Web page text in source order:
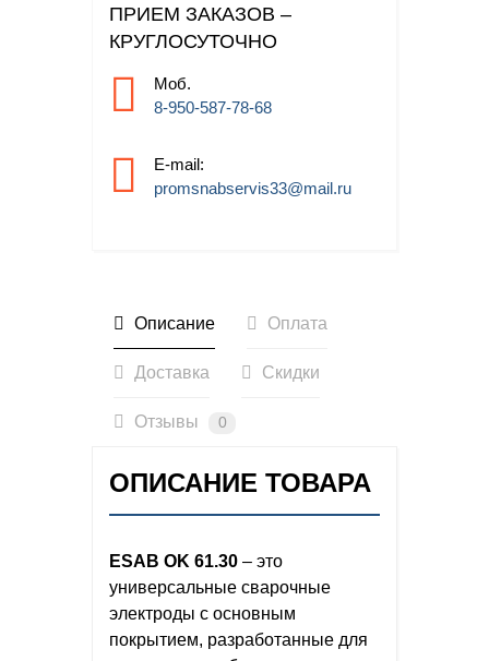
ПРИЕМ ЗАКАЗОВ –
КРУГЛОСУТОЧНО
Моб.
8-950-587-78-68
E-mail:
promsnabservis33@mail.ru
Описание Оплата
Доставка Скидки
Отзывы 0
ОПИСАНИЕ ТОВАРА
ESAB OK 61.30 – это
универсальные сварочные
электроды с основным
покрытием, разработанные для